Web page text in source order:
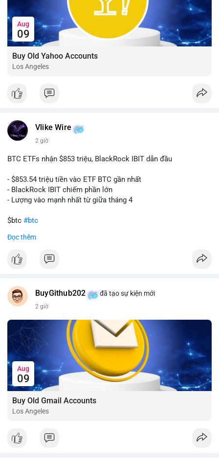
Aug
09
Buy Old Yahoo Accounts
Los Angeles
Vlike Wire
2 giờ
BTC ETFs nhận $853 triệu, BlackRock IBIT dẫn đầu
- $853.54 triệu tiền vào ETF BTC gần nhất
- BlackRock IBIT chiếm phần lớn
- Lượng vào mạnh nhất từ giữa tháng 4
$btc #btc
#vlikevn
📰 Nguồn: CoinDesk
Đọc thêm
BuyGithub202 đã tạo sự kiện mới
2 giờ
Aug
09
Buy Old Gmail Accounts
Los Angeles